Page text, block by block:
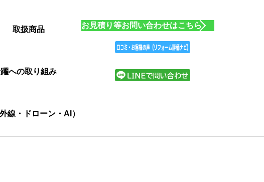
取扱商品
への取り組み
線・ドローン・AI）
お見積り等お問い合わせはこちら